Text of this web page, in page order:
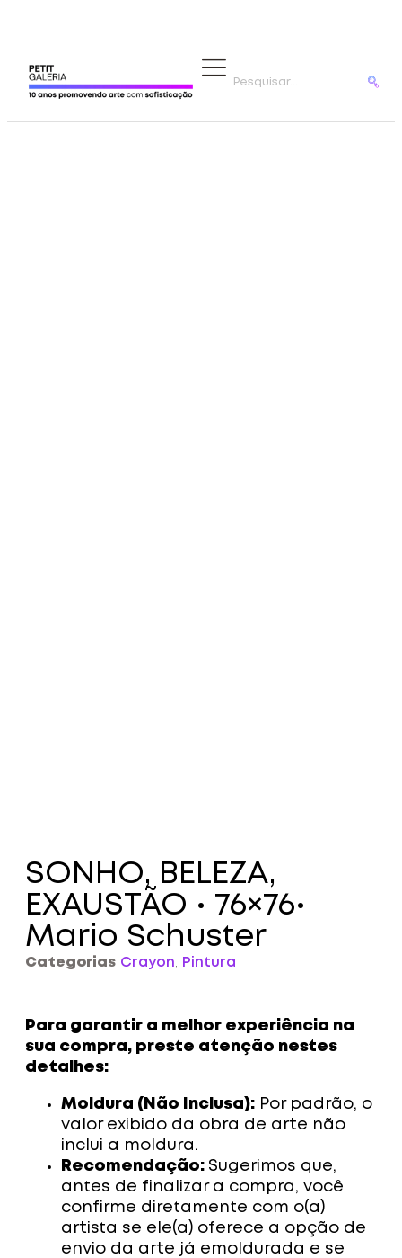
SONHO, BELEZA,
EXAUSTÃO • 76×76•
Mario Schuster
Categorias Crayon, Pintura
Para garantir a melhor experiência na
sua compra, preste atenção nestes
detalhes:
Moldura (Não Inclusa): Por padrão, o
valor exibido da obra de arte não
inclui a moldura.
Recomendação: Sugerimos que,
antes de finalizar a compra, você
confirme diretamente com o(a)
artista se ele(a) oferece a opção de
envio da arte já emoldurada e se